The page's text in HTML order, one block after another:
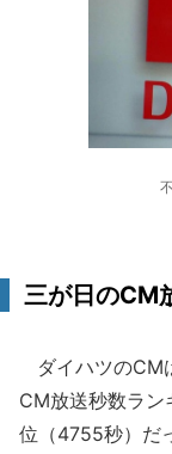
三が日のCM
ダイハツのCM
CM放送秒数ラン
位（4755秒）だ